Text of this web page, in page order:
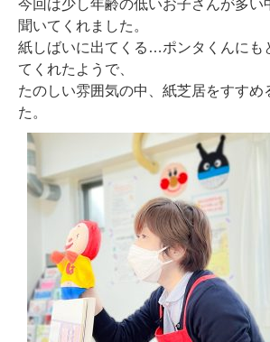
今回は少し年齢の低いお子さんが多い
聞いてくれました。
紙しばいに出てくる…ポンタくんにも
てくれたようで、
たのしい雰囲気の中、紙芝居をすすめ
た。